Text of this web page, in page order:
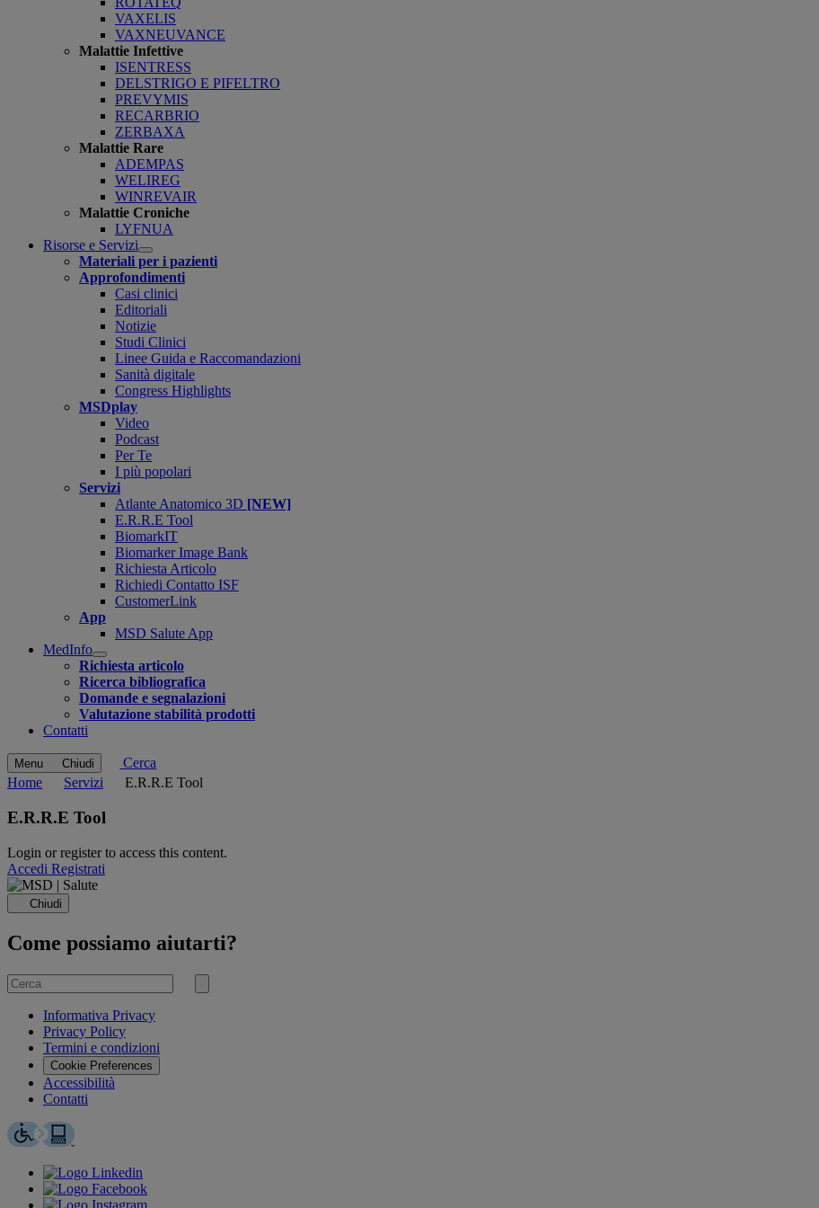
VAXELIS
VAXNEUVANCE
Malattie Infettive
ISENTRESS
DELSTRIGO E PIFELTRO
PREVYMIS
RECARBRIO
ZERBAXA
Malattie Rare
ADEMPAS
WELIREG
WINREVAIR
Malattie Croniche
LYFNUA
Risorse e Servizi
Open
submenu
Materiali per i pazienti
Approfondimenti
Casi clinici
Editoriali
Notizie
Studi Clinici
Linee Guida e Raccomandazioni
Sanità digitale
Congress Highlights
MSDplay
Video
Podcast
Per Te
I più popolari
Servizi
Atlante Anatomico 3D [NEW]
E.R.R.E Tool
BiomarkIT
Biomarker Image Bank
Richiesta Articolo
Richiedi Contatto ISF
CustomerLink
App
MSD Salute App
MedInfo
Open
submenu
Richiesta articolo
Ricerca bibliografica
Domande e segnalazioni
Valutazione stabilità prodotti
Contatti
Menu Chiudi
Cerca
Home
Servizi E.R.R.E Tool
E.R.R.E Tool
Login or register to access this content.
Accedi Registrati
Chiudi
Come possiamo aiutarti?
Cerca
per
Invia
Informativa Privacy
Privacy Policy
Termini e condizioni
Cookie Preferences
Accessibilità
Contatti